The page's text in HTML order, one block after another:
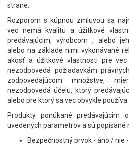
strane.
Rozporom s kúpnou zmluvou sa
vec nemá kvalitu a úžitkové
predávajúcim, výrobcom , alebo
alebo na základe nimi vykonávané
akosť a úžitkové vlastnosti pre
nezodpovedá požiadavkám
zodpovedajúcom množstve,
nezodpovedá účelu, ktorý
alebo pre ktorý sa vec obvykle používa.
Produkty ponúkané predávajúcim
uvedených parametrov a sú popísané
Bezpečnostný prvok - áno / nie